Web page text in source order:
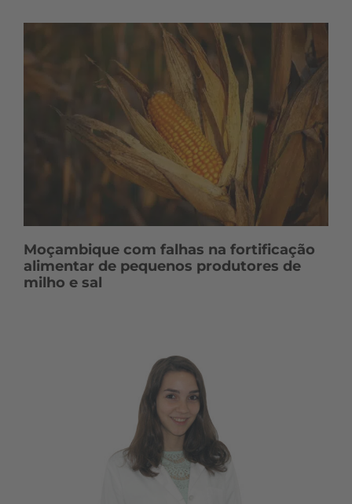
Moçambique com falhas na fortificação
alimentar de pequenos produtores de
milho e sal